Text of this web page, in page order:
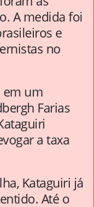
A medida foi
e
no
em um
Farias
a taxa
Kataguiri já
Até o